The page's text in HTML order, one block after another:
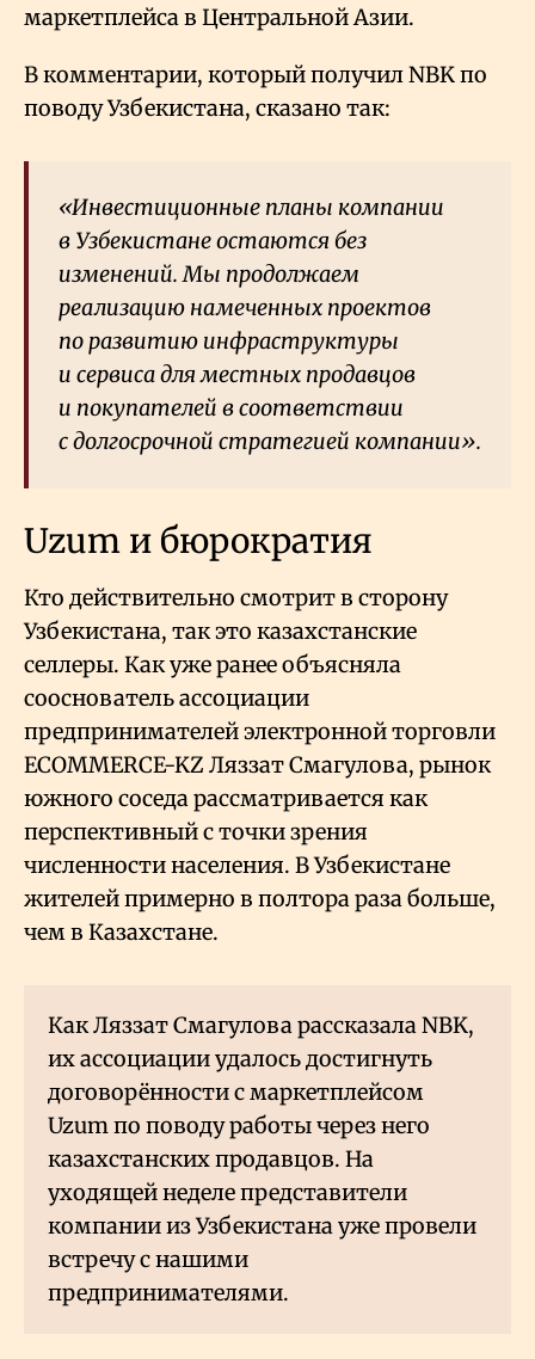
маркетплейса в Центральной Азии.
В комментарии, который получил NBK по
поводу Узбекистана, сказано так:
«Инвестиционные планы компании
в Узбекистане остаются без
изменений. Мы продолжаем
реализацию намеченных проектов
по развитию инфраструктуры
и сервиса для местных продавцов
и покупателей в соответствии
с долгосрочной стратегией компании».
Uzum и бюрократия
Кто действительно смотрит в сторону
Узбекистана, так это казахстанские
селлеры. Как уже ранее объясняла
сооснователь ассоциации
предпринимателей электронной торговли
ECOMMERCE-KZ Ляззат Смагулова, рынок
южного соседа рассматривается как
перспективный с точки зрения
численности населения. В Узбекистане
жителей примерно в полтора раза больше,
чем в Казахстане.
Как Ляззат Смагулова рассказала NBK,
их ассоциации удалось достигнуть
договорённости с маркетплейсом
Uzum по поводу работы через него
казахстанских продавцов. На
уходящей неделе представители
компании из Узбекистана уже провели
встречу с нашими
предпринимателями.